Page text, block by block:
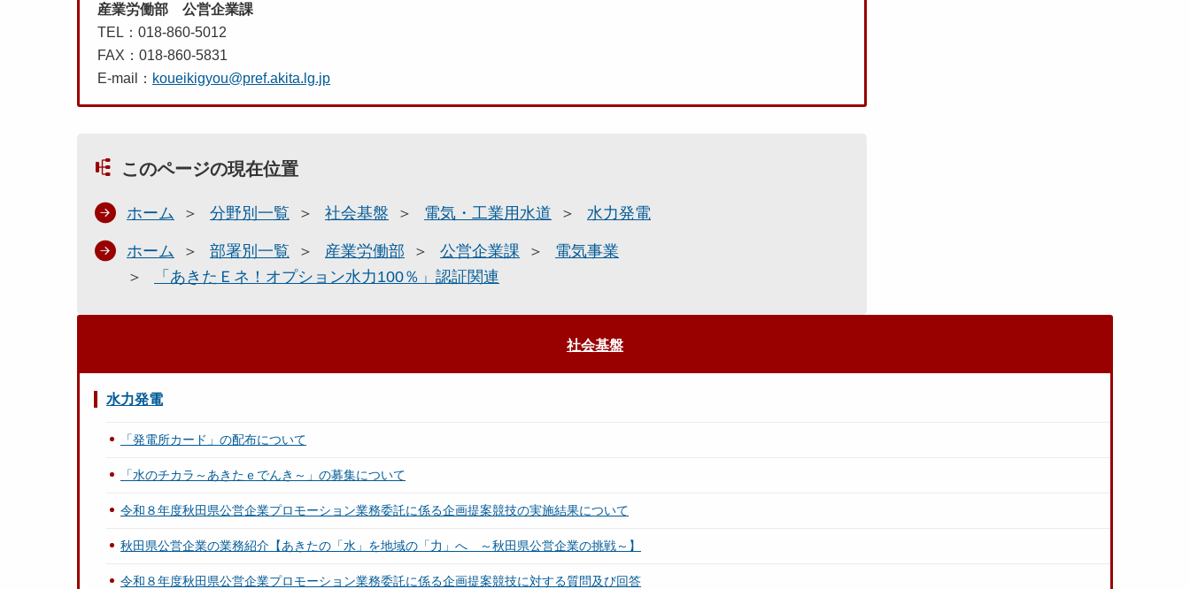
産業労働部 公営企業課
TEL：018-860-5012
FAX：018-860-5831
E-mail： koueikigyou@pref.akita.lg.jp
このページの現在位置
ホーム 分野別一覧 社会基盤 電気・工業用水道 水力発電
ホーム 部署別一覧 産業労働部 公営企業課
電気事業
「あきたＥネ！オプション水力100％」認証関連
社会基盤
水力発電
「発電所カード」の配布について
「水のチカラ～あきたｅでんき～」の募集について
令和８年度秋田県公営企業プロモーション業務委託に係る企画提案競技の実施結果について
秋田県公営企業の業務紹介【あきたの「水」を地域の「力」へ ～秋田県公営企業の挑戦～】
令和８年度秋田県公営企業プロモーション業務委託に係る企画提案競技に対する質問及び回答